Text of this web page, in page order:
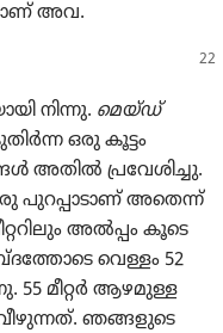
അവ.
നിന്നു. മെയ്‌ഡ്‌
ഒരു കൂട്ടം
അതിൽ പ്രവേ​ശി​ച്ചു.
പുറപ്പാ​ടാണ്‌ അതെന്ന്‌
അൽപ്പം കൂടെ
വെള്ളം 52
55 മീറ്റർ ആഴമുള്ള
ഞങ്ങളുടെ